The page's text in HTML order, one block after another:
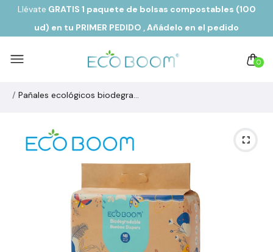
Llévate GRATIS 1 paquete de bolsas compostables (100
ud) en tu PRIMER PEDIDO , Añádelo en el pedido
0
Pañales ecológicos biodegradables de fibra de bambú JOY Talla 1/XS de 1 a 4,5 kg (34u)